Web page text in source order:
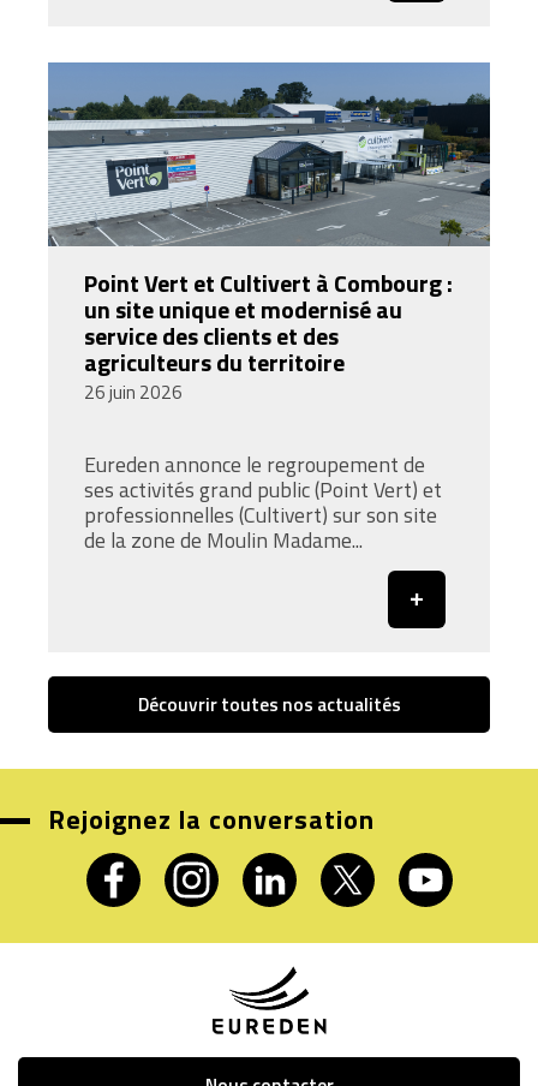
Point Vert et Cultivert à Combourg :
un site unique et modernisé au
service des clients et des
agriculteurs du territoire
26 juin 2026
Eureden annonce le regroupement de
ses activités grand public (Point Vert) et
professionnelles (Cultivert) sur son site
de la zone de Moulin Madame...
Découvrir toutes nos actualités
Rejoignez la conversation